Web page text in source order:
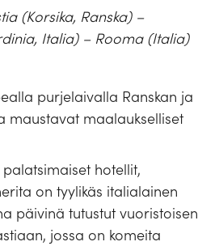
(Korsika, Ranska) –
Italia) – Rooma (Italia)
purjelaivalla Ranskan ja
maustavat maalaukselliset
hotellit,
on tyylikäs italialainen
päivinä tutustut vuoristoisen
jossa on komeita